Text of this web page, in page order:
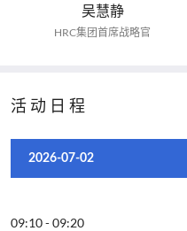
吴慧静
HRC集团首席战略官
活动日程
2026-07-02
09:10-09:20